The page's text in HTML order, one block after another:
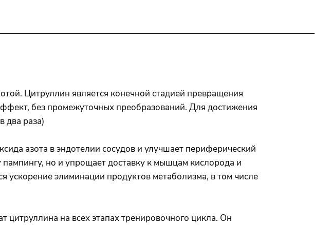
Цитруллин является конечной стадией превращения
без промежуточных преобразований. Для достижения
два раза)
азота в эндотелии сосудов и улучшает периферический
но и упрощает доставку к мышцам кислорода и
ускорение элиминации продуктов метаболизма, в том числе
на всех этапах тренировочного цикла. Он